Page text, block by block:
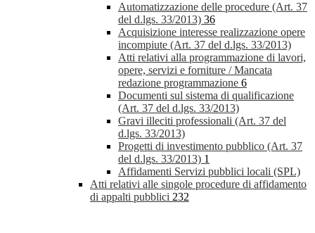
Automatizzazione delle procedure (Art. 37
del d.lgs. 33/2013) 36
Acquisizione interesse realizzazione opere
incompiute (Art. 37 del d.lgs. 33/2013)
Atti relativi alla programmazione di lavori,
opere, servizi e forniture / Mancata
redazione programmazione 6
Documenti sul sistema di qualificazione
(Art. 37 del d.lgs. 33/2013)
Gravi illeciti professionali (Art. 37 del
d.lgs. 33/2013)
Progetti di investimento pubblico (Art. 37
del d.lgs. 33/2013) 1
Affidamenti Servizi pubblici locali (SPL)
Atti relativi alle singole procedure di affidamento
di appalti pubblici 232